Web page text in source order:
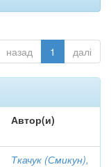
назад 1 далі
Автор(и)
Ткачук (Смикун),